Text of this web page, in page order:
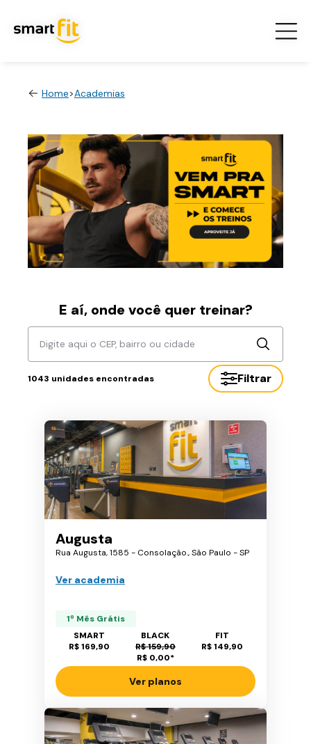
Home>Academias
E aí, onde você quer treinar?
Digite aqui o CEP, bairro ou cidade
1043 unidades encontradas Filtrar
Augusta
Rua Augusta, 1585 - Consolação., São Paulo - SP
Ver academia
1º Mês Grátis
SMART
R$ 169,90
BLACK
R$ 159,90
R$ 0,00*
FIT
R$ 149,90
Ver planos